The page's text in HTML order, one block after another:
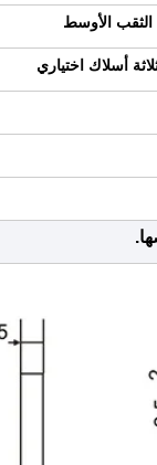
الثقب الأوسط
أسلاك اختياري